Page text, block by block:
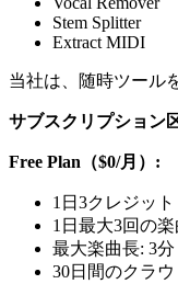
Stem Splitter
Extract MIDI
当社は、随時ツール
サブスクリプション
Free Plan（$0/月）:
1日3クレジット
1日最大3回の
最大楽曲長: 3分
30日間のクラ